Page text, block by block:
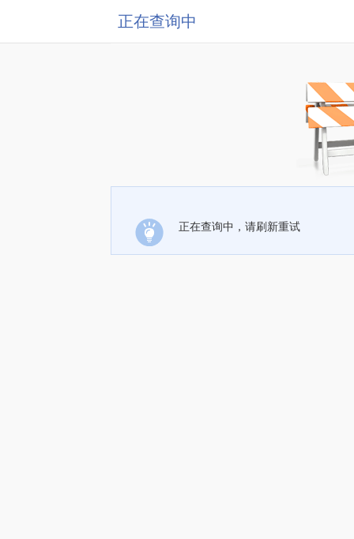
正在查询中
正在查询中，请刷新重试